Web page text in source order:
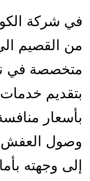
في شركة
من القصيم
متخصصة في
بتقديم
بأسعار
وصول العفش
إلى وجهته